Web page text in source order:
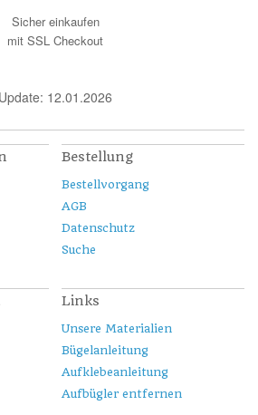
Sicher einkaufen
mit SSL Checkout
Update: 12.01.2026
Bestellung
Bestellvorgang
AGB
Datenschutz
Suche
Links
Unsere Materialien
Bügelanleitung
Aufklebeanleitung
Aufbügler entfernen